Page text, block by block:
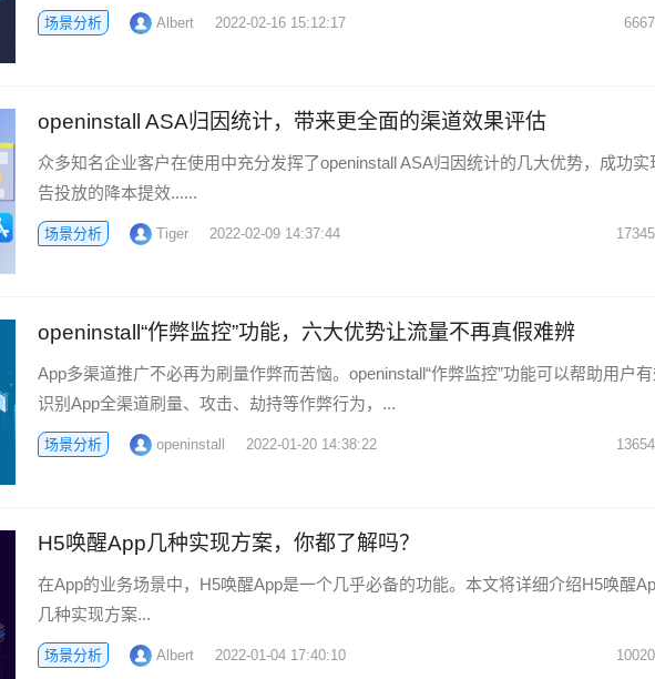
场景分析 Albert 2022-02-16 15:12:17 6667
openinstall ASA归因统计，带来更全面的渠道效果评估
众多知名企业客户在使用中充分发挥了openinstall ASA归因统计的几大优势，成功实
告投放的降本提效......
场景分析 Tiger 2022-02-09 14:37:44 17345
openinstall“作弊监控”功能，六大优势让流量不再真假难辨
App多渠道推广不必再为刷量作弊而苦恼。openinstall“作弊监控”功能可以帮助用户
识别App全渠道刷量、攻击、劫持等作弊行为，...
场景分析 openinstall 2022-01-20 14:38:22 13654
H5唤醒App几种实现方案，你都了解吗？
在App的业务场景中，H5唤醒App是一个几乎必备的功能。本文将详细介绍H5唤醒
几种实现方案...
场景分析 Albert 2022-01-04 17:40:10 10020